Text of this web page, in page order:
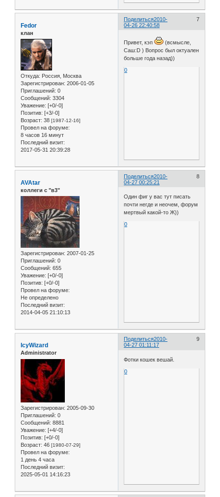
Поделиться 7
2010-
04-26 22:40:58
Fedor
клан
Откуда: Россия, Москва
Зарегистрирован: 2006-01-05
Приглашений: 0
Сообщений: 3304
Уважение: [+0/-0]
Позитив: [+3/-0]
Возраст: 38 [1987-12-16]
Провел на форуме:
8 часов 16 минут
Последний визит:
2017-05-31 20:39:28
Привет, кэп
(всмысле,
Саш:D ) Вопрос был октуален
больше года назад))
0
Поделиться 8
2010-
04-27 00:25:21
AVAtar
коллеги с "в3"
Зарегистрирован: 2007-01-25
Приглашений: 0
Сообщений: 655
Уважение: [+0/-0]
Позитив: [+0/-0]
Провел на форуме:
Не определено
Последний визит:
2014-04-05 21:10:13
Один фиг у вас тут писать
почти негде и неочем, форум
мертвый какой-то Ж))
0
Поделиться 9
2010-
04-27 01:11:17
IcyWizard
Administrator
Зарегистрирован: 2005-09-30
Приглашений: 0
Сообщений: 8881
Уважение: [+4/-0]
Позитив: [+0/-0]
Возраст: 46 [1980-07-29]
Провел на форуме:
1 день 4 часа
Последний визит:
2025-05-01 14:16:23
Фотки кошек вешай.
0